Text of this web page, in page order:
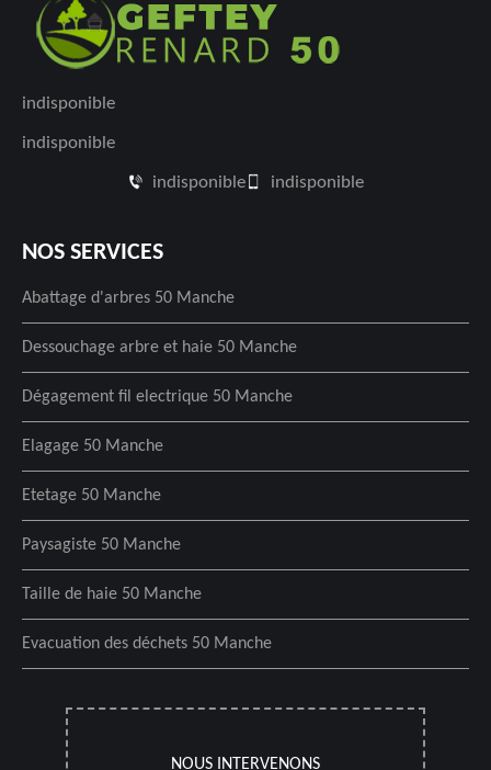
indisponible
indisponible
indisponible indisponible
NOS SERVICES
Abattage d'arbres 50 Manche
Dessouchage arbre et haie 50 Manche
Dégagement fil electrique 50 Manche
Elagage 50 Manche
Etetage 50 Manche
Paysagiste 50 Manche
Taille de haie 50 Manche
Evacuation des déchets 50 Manche
NOUS INTERVENONS